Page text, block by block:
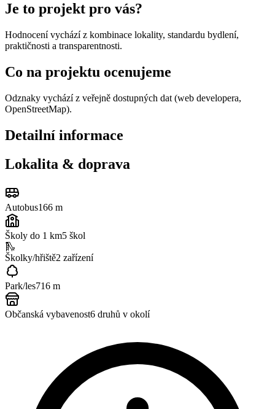
Je to projekt pro vás?
Hodnocení vychází z kombinace lokality, standardu bydlení,
praktičnosti a transparentnosti.
Co na projektu ocenujeme
Odznaky vychází z veřejně dostupných dat (web developera,
OpenStreetMap).
Detailní informace
Lokalita & doprava
Autobus166 m
Školy do 1 km5 škol
🛝
Školky/hřiště2 zařízení
Park/les716 m
Občanská vybavenost6 druhů v okolí